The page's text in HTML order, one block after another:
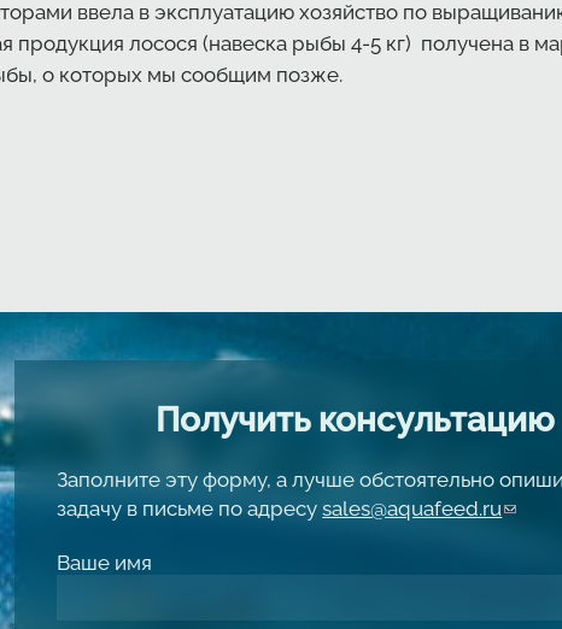
ввела в эксплуатацию хозяйство по
продукция лосося (навеска рыбы 4-5 кг) получена в
о которых мы сообщим позже.
Получить консультацию
Заполните эту форму, а лучше обстоятельно
задачу в письме по адресуsales@aquafeed.ru(link
Ваше имя